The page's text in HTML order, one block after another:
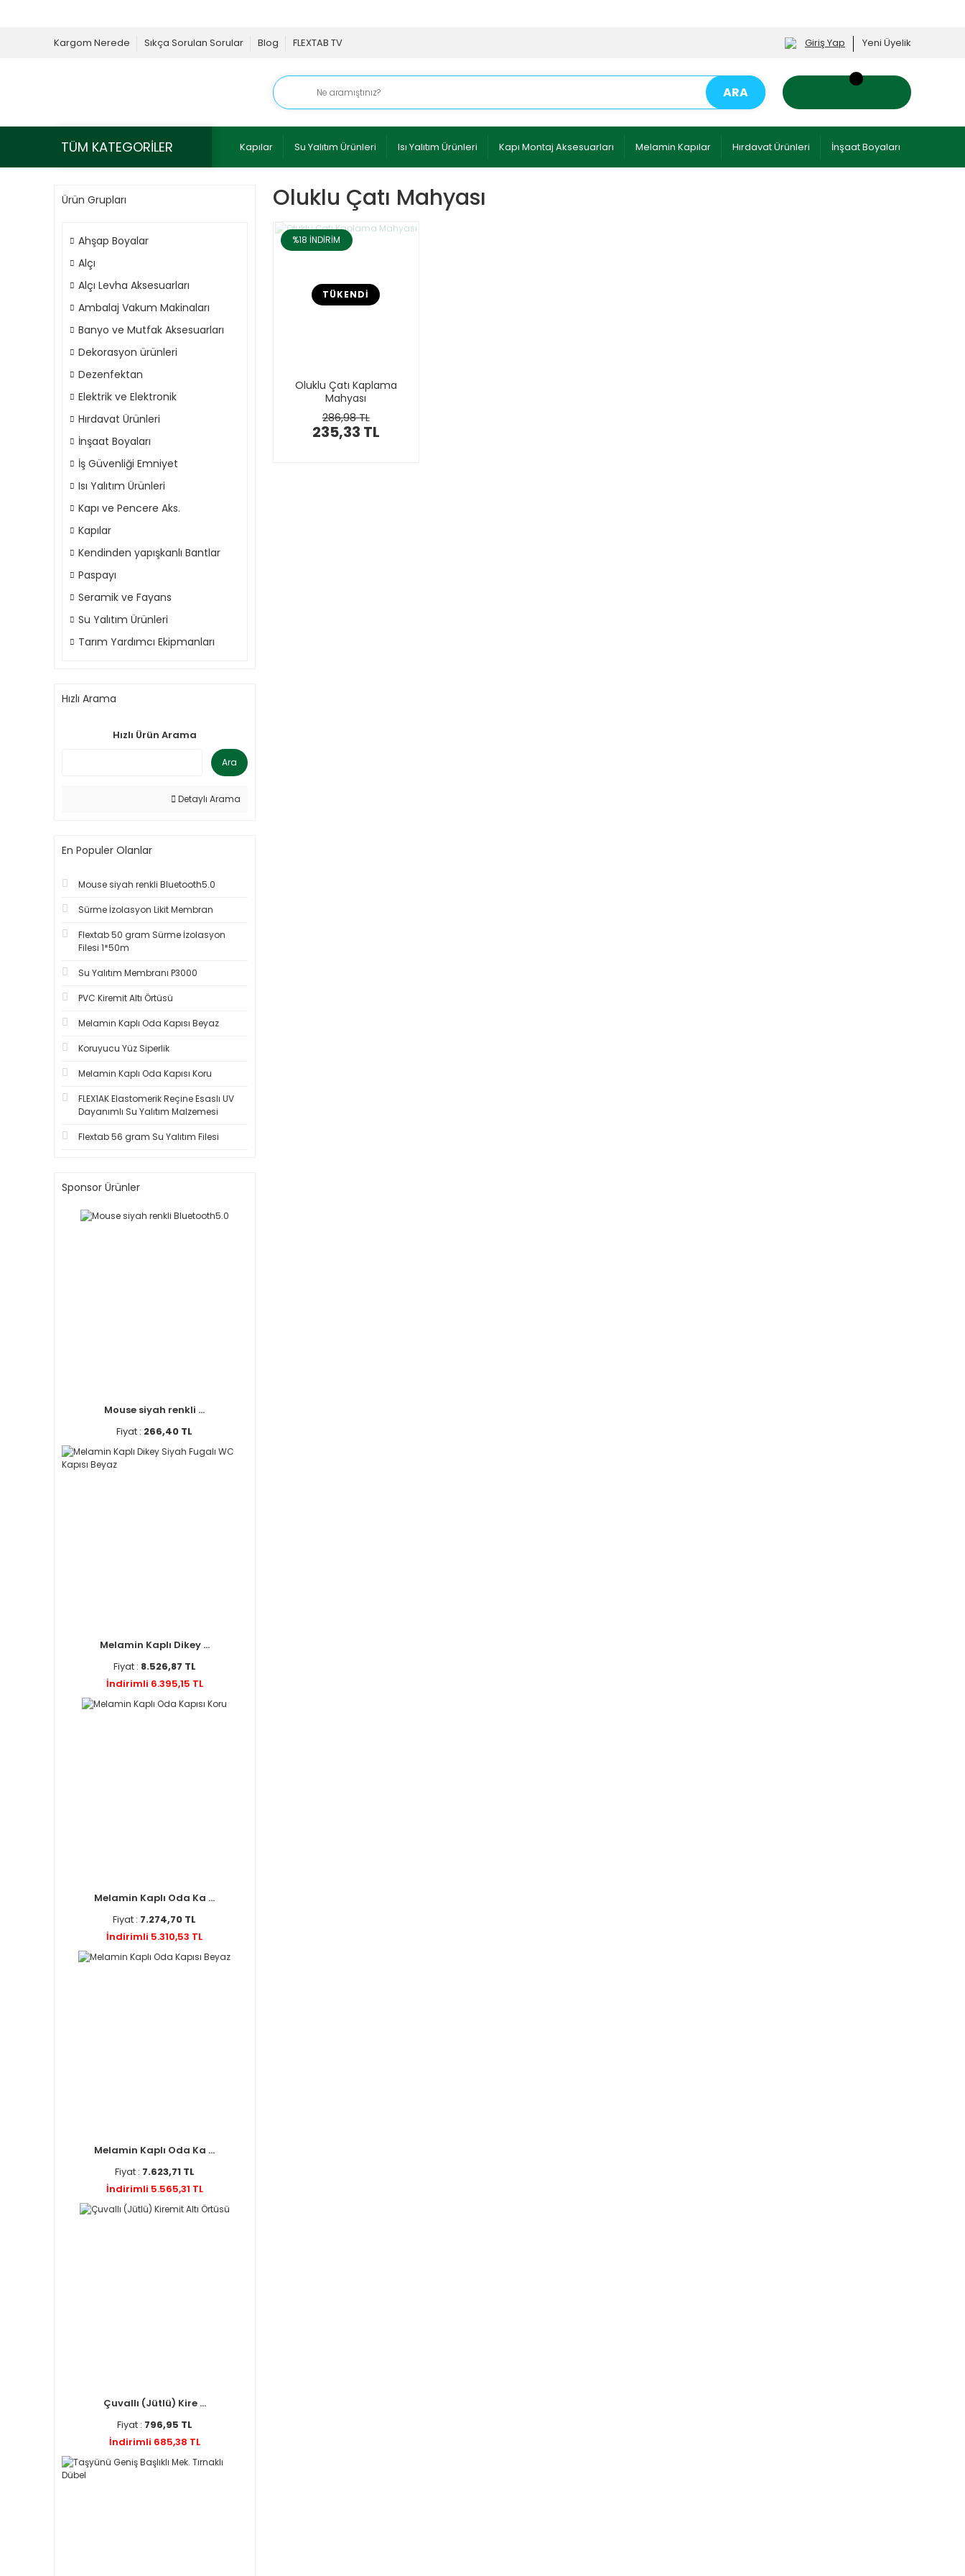
Kargom Nerede Sıkça Sorulan Sorular Blog FLEXTAB TV Giriş Yap Yeni Üyelik
ARA
TÜM KATEGORİLER Kapılar Su Yalıtım Ürünleri Isı Yalıtım Ürünleri Kapı Montaj Aksesuarları Melamin Kapılar Hırdavat Ürünleri İnşaat Boyaları
Ürün Grupları
Ahşap Boyalar
Alçı
Alçı Levha Aksesuarları
Ambalaj Vakum Makinaları
Banyo ve Mutfak Aksesuarları
Dekorasyon ürünleri
Dezenfektan
Elektrik ve Elektronik
Hırdavat Ürünleri
İnşaat Boyaları
İş Güvenliği Emniyet
Isı Yalıtım Ürünleri
Kapı ve Pencere Aks.
Kapılar
Kendinden yapışkanlı Bantlar
Paspayı
Seramik ve Fayans
Su Yalıtım Ürünleri
Tarım Yardımcı Ekipmanları
Hızlı Arama
Hızlı Ürün Arama
Ara
Detaylı Arama
En Populer Olanlar
Mouse siyah renkli Bluetooth5.0
Sürme İzolasyon Likit Membran
Flextab 50 gram Sürme İzolasyon
Filesi 1*50m
Su Yalıtım Membranı P3000
PVC Kiremit Altı Örtüsü
Melamin Kaplı Oda Kapısı Beyaz
Koruyucu Yüz Siperlik
Melamin Kaplı Oda Kapısı Koru
FLEX1AK Elastomerik Reçine Esaslı UV
Dayanımlı Su Yalıtım Malzemesi
Flextab 56 gram Su Yalıtım Filesi
Sponsor Ürünler
Mouse siyah renkli ...
Fiyat : 266,40 TL
Melamin Kaplı Dikey ...
Fiyat : 8.526,87 TL
İndirimli 6.395,15 TL
Melamin Kaplı Oda Ka ...
Fiyat : 7.274,70 TL
İndirimli 5.310,53 TL
Melamin Kaplı Oda Ka ...
Fiyat : 7.623,71 TL
İndirimli 5.565,31 TL
Çuvallı (Jütlü) Kire ...
Fiyat : 796,95 TL
İndirimli 685,38 TL
Oluklu Çatı Mahyası
%18 İNDİRİM
TÜKENDİ
Oluklu Çatı Kaplama
Mahyası
286,98 TL
235,33 TL